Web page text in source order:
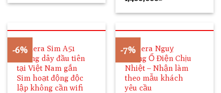
là: tại gốc
là: tại
-6%
Camera Sim A51
không dây đầu tiên
tại Việt Nam gắn
Sim hoạt động độc
lập không cần wifi
-7%
Camera Nguỵ
Trang Ổ Điện Chịu
Nhiệt – Nhận làm
theo mẫu khách
yêu cầu